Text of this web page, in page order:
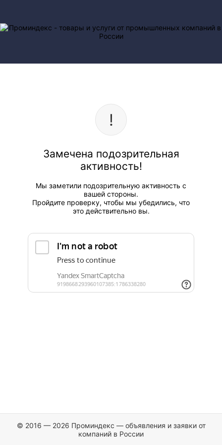
Замечена подозрительная
активность!
Мы заметили подозрительную активность с
вашей стороны.
Пройдите проверку, чтобы мы убедились, что
это действительно вы.
© 2016 — 2026 Проминдекс — объявления и заявки от
компаний в России